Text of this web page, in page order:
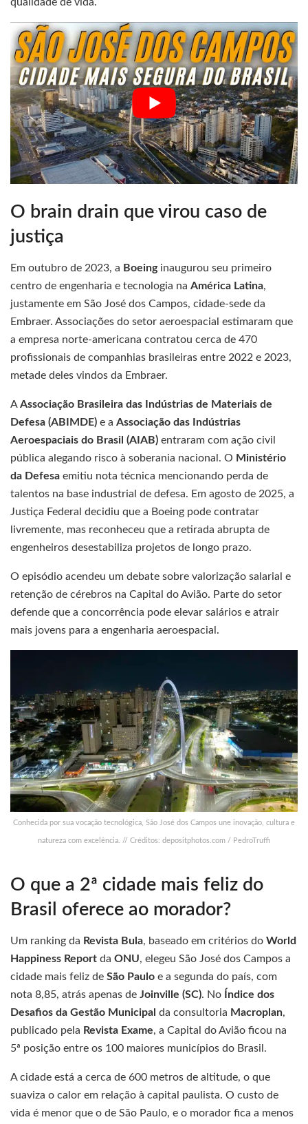
qualidade de vida.
O brain drain que virou caso de
justiça
Em outubro de 2023, a Boeinginaugurou seu primeiro
centro de engenharia e tecnologia na América Latina,
justamente em São José dos Campos, cidade-sede da
Embraer. Associações do setor aeroespacial estimaram que
a empresa norte-americana contratou cerca de 470
profissionais de companhias brasileiras entre 2022 e 2023,
metade deles vindos da Embraer.
AAssociação Brasileira das Indústrias de Materiais de
Defesa (ABIMDE) e a Associação das Indústrias
Aeroespaciais do Brasil (AIAB) entraram com ação civil
pública alegando risco à soberania nacional. O Ministério
da Defesa emitiu nota técnica mencionando perda de
talentos na base industrial de defesa. Em agosto de 2025, a
Justiça Federal decidiu que a Boeing pode contratar
livremente, mas reconheceu que a retirada abrupta de
engenheiros desestabiliza projetos de longo prazo.
O episódio acendeu um debate sobre valorização salarial e
retenção de cérebros na Capital do Avião. Parte do setor
defende que a concorrência pode elevar salários e atrair
mais jovens para a engenharia aeroespacial.
Conhecida por sua vocação tecnológica, São José dos Campos une inovação, cultura e
natureza com excelência. // Créditos: depositphotos.com / PedroTruffi
O que a 2ª cidade mais feliz do
Brasil oferece ao morador?
Um ranking da Revista Bula, baseado em critérios do World
Happiness Report da ONU, elegeu São José dos Campos a
cidade mais feliz de São Paulo e a segunda do país, com
nota 8,85, atrás apenas de Joinville (SC). No
Índice dos
Desafios da Gestão Municipal da consultoria Macroplan,
publicado pela Revista Exame, a Capital do Avião ficou na
5ª posição entre os 100 maiores municípios do Brasil.
A cidade está a cerca de 600 metros de altitude, o que
suaviza o calor em relação à capital paulista. O custo de
vida é menor que o de São Paulo, e o morador fica a menos